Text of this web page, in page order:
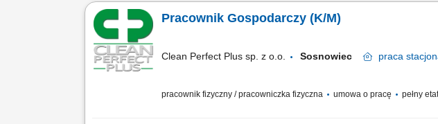
Pracownik Gospodarczy (K/M)
Clean Perfect Plus sp. z o.o. Sosnowiec praca
pracownik fizyczny / pracowniczka fizyczna umowa o pracę pełny